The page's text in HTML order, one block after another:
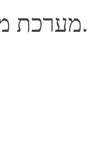
מערכת מחשב יציבה ואמינה.